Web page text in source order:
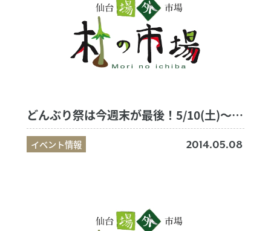
どんぶり祭は今週末が最後！5/10(土)～5/11(日)週末お買い得情報
イベント情報 2014.05.08